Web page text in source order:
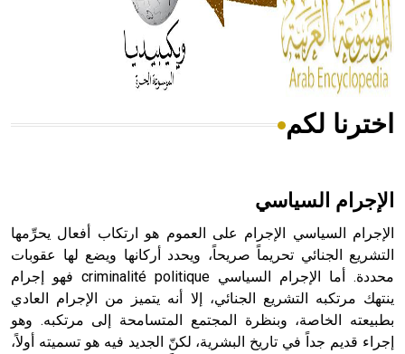
- هل تعلم أن المرجان إفراز حيواني يتكون في البحر ويتركب
من مادة كربونات الكلسيوم، وهو أحمر أو شديد الحمرة وهو
أجود أنواعه، ويمتاز بكبر الحجم ويسمى الش
هل تعلم أن الأبسيد كلمة فرنسية اللفظ تم اعتمادها مصطلحاً
- هل تعلم أن أبجر Abgar اسم معروف جيداً يعود إلى عدد من
الملوك الذين حكموا مدينة إديسا (الرها) من أبجر الأول وحتى
التاسع، وهم ينتسبون إلى أسرة أوسروين
اخترنا لكم
الإجرام السياسي
الإجرام السياسي الإجرام على العموم هو ارتكاب أفعال يحرِّمها
التشريع الجنائي تحريماً صريحاً، ويحدد أركانها ويضع لها عقوبات
محددة. أما الإجرام السياسي criminalité politique فهو إجرام
ينتهك مرتكبه التشريع الجنائي، إلا أنه يتميز من الإجرام العادي
بطبيعته الخاصة، وبنظرة المجتمع المتسامحة إلى مرتكبه. وهو
إجراء قديم جداً في تاريخ البشرية، لكنّ الجديد فيه هو تسميته أولاً،